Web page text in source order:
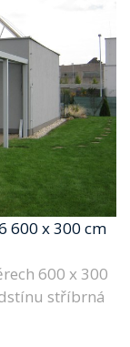
600 x 300 cm
600 x 300
stříbrná